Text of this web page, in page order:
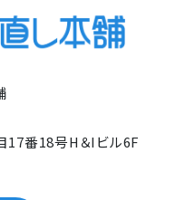
17番18号H＆Iビル6F